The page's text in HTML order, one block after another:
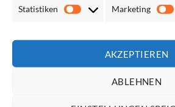
Statistiken
Statistiken
Marketing
AKZEPTIEREN
ABLEHNEN